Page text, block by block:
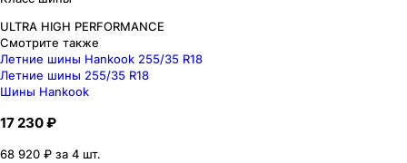
ULTRA HIGH PERFORMANCE
Смотрите также
Летние шины Hankook 255/35 R18
Летние шины 255/35 R18
Шины Hankook
17 230 ₽
68 920 ₽ за 4 шт.